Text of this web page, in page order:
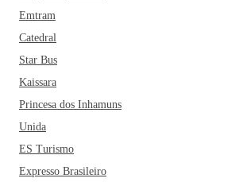
Emtram
Catedral
Star Bus
Kaissara
Princesa dos Inhamuns
Unida
ES Turismo
Expresso Brasileiro